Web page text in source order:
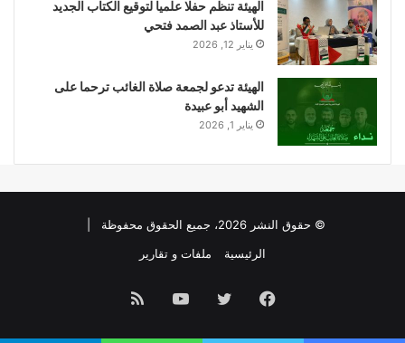
الهيئة تنظم حفلا علميا لتوقيع الكتاب الجديد
للأستاذ عبد الصمد فتحي
يناير 12, 2026
الهيئة تدعو لجمعة صلاة الغائب ترحما على
الشهيد أبو عبيدة
يناير 1, 2026
© حقوق النشر 2026، جميع الحقوق محفوظة |
الرئيسية
ملفات و تقارير
فيسبوك تويتر يوتيوبملخص